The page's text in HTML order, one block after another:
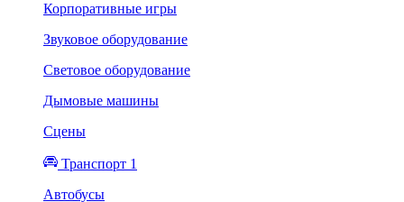
Корпоративные игры
Звуковое оборудование
Световое оборудование
Дымовые машины
Сцены
Транспорт 1
Автобусы